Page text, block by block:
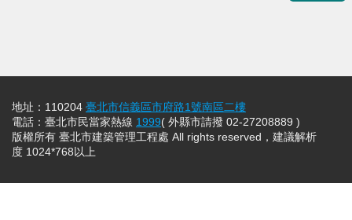
地址：110204 臺北市信義區市府路1號南區二樓
電話：臺北市民當家熱線 1999( 外縣市請撥 02-27208889 )
版權所有 臺北市建築管理工程處 All rights reserved，建議解析
度 1024*768以上